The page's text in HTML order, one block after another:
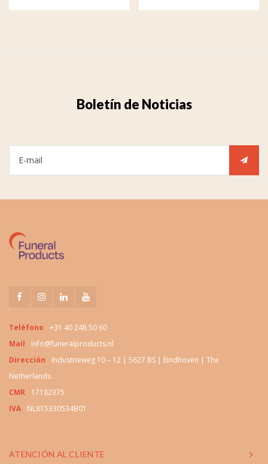
Boletín de Noticias
Teléfono
+31 40 248 50 60
Mail
info@funeralproducts.nl
Dirección
Industrieweg 10 – 12 | 5627 BS | Eindhoven | The
Netherlands
CMR
17182375
IVA
NL815330534B01
ATENCIÓN AL CLIENTE